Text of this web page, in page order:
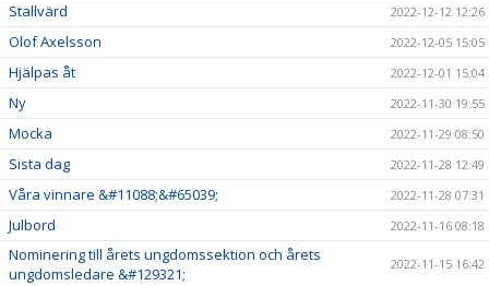
Stallvärd 2022-12-12 12:26
Olof Axelsson 2022-12-05 15:05
Hjälpas åt 2022-12-01 15:04
Ny 2022-11-30 19:55
Mocka 2022-11-29 08:50
Sista dag 2022-11-28 12:49
Våra vinnare &#11088;&#65039; 2022-11-28 07:31
Julbord 2022-11-16 08:18
Nominering till årets ungdomssektion och årets
ungdomsledare &#129321;
2022-11-15 16:42